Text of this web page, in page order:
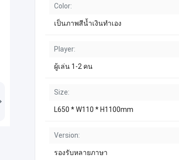
Color:
เป็นภาพสีน้ำเงินทำเอง
Player:
ผู้เล่น 1-2 คน
Size:
L650 * W110 * H1100mm
Version:
รองรับหลายภาษา